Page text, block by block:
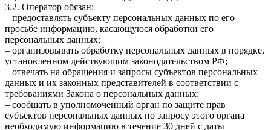
3.2. Оператор обязан:
– предоставлять субъекту персональных данных по его
просьбе информацию, касающуюся обработки его
персональных данных;
– организовывать обработку персональных данных в порядке,
установленном действующим законодательством РФ;
– отвечать на обращения и запросы субъектов персональных
данных и их законных представителей в соответствии с
требованиями Закона о персональных данных;
– сообщать в уполномоченный орган по защите прав
субъектов персональных данных по запросу этого органа
необходимую информацию в течение 30 дней с даты